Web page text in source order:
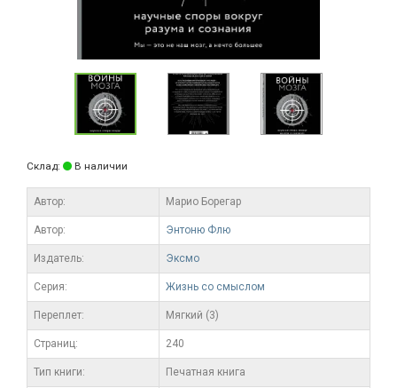
Склад: В наличии
Автор: Марио Борегар
Автор: Энтоню Флю
Издатель: Эксмо
Серия: Жизнь со смыслом
Переплет: Мягкий (3)
Cтраниц: 240
Тип книги: Печатная книга